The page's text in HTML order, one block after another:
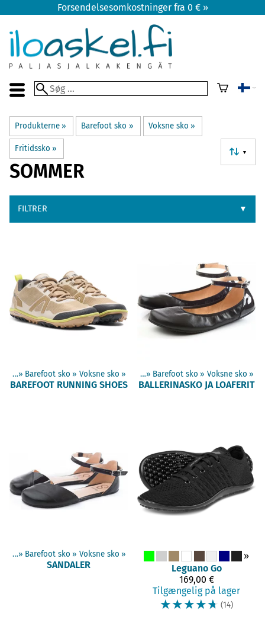
Forsendelsesomkostninger fra 0 € »
Produkterne ‪» Barefoot sko ‪» Voksne sko ‪»
Fritidssko ‪» ▼
SOMMER
FILTRER ▼
‪» Barefoot sko ‪» Voksne sko ‪»
BAREFOOT RUNNING SHOES
Produkterne ‪» Barefoot sko ‪» Voksne sko ‪»
BALLERINASKO JA LOAFERIT
‪» Barefoot sko ‪» Voksne sko ‪»
SANDALER
»
Leguano Go
169,00 €
Tilgængelig på lager
☆☆☆☆☆ (14)